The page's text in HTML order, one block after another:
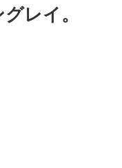
レイ。